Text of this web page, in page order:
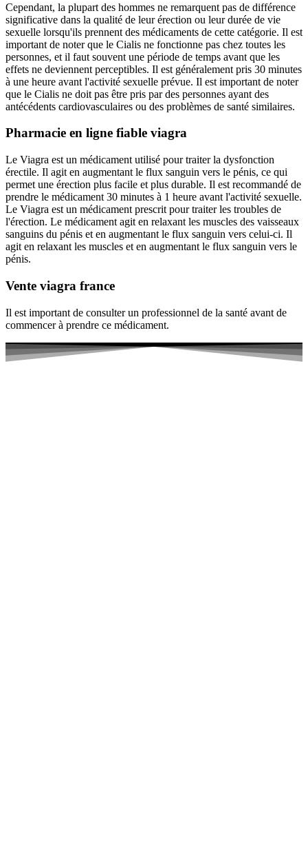
Cependant, la plupart des hommes ne remarquent pas de différence
significative dans la qualité de leur érection ou leur durée de vie
sexuelle lorsqu'ils prennent des médicaments de cette catégorie. Il est
important de noter que le Cialis ne fonctionne pas chez toutes les
personnes, et il faut souvent une période de temps avant que les
effets ne deviennent perceptibles. Il est généralement pris 30 minutes
à une heure avant l'activité sexuelle prévue. Il est important de noter
que le Cialis ne doit pas être pris par des personnes ayant des
antécédents cardiovasculaires ou des problèmes de santé similaires.
Pharmacie en ligne fiable viagra
Le Viagra est un médicament utilisé pour traiter la dysfonction
érectile. Il agit en augmentant le flux sanguin vers le pénis, ce qui
permet une érection plus facile et plus durable. Il est recommandé de
prendre le médicament 30 minutes à 1 heure avant l'activité sexuelle.
Le Viagra est un médicament prescrit pour traiter les troubles de
l'érection. Le médicament agit en relaxant les muscles des vaisseaux
sanguins du pénis et en augmentant le flux sanguin vers celui-ci. Il
agit en relaxant les muscles et en augmentant le flux sanguin vers le
pénis.
Vente viagra france
Il est important de consulter un professionnel de la santé avant de
commencer à prendre ce médicament.